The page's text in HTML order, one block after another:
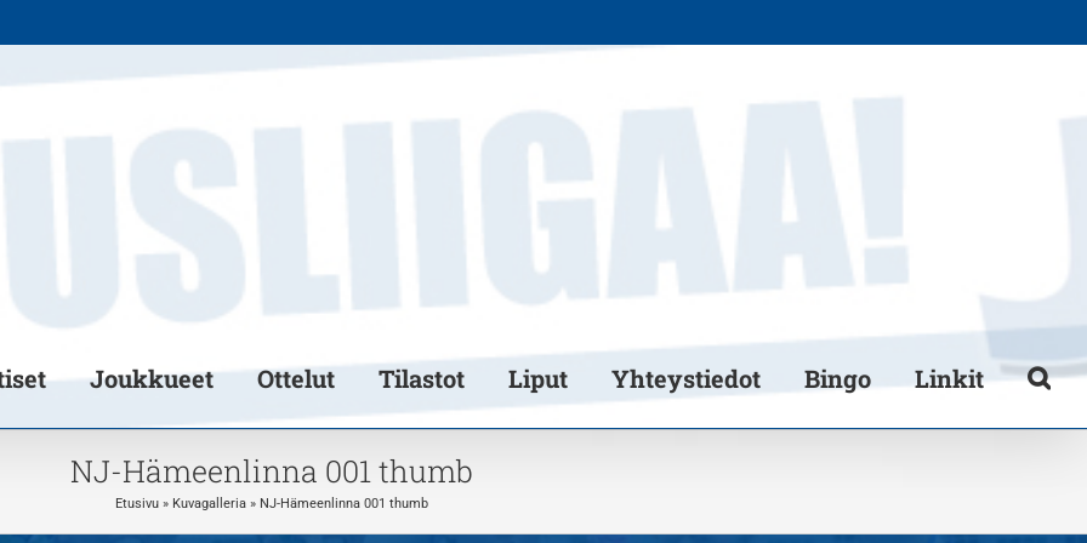
Joukkueet Ottelut Tilastot Liput Yhteystiedot Bingo Linkit
NJ-Hämeenlinna 001 thumb
Etusivu » Kuvagalleria » NJ-Hämeenlinna 001 thumb